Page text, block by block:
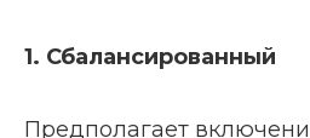
1. Сбалансированный
Предполагает